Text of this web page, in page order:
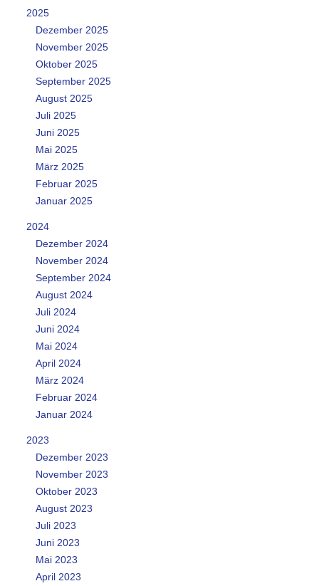
2025
Dezember 2025
November 2025
Oktober 2025
September 2025
August 2025
Juli 2025
Juni 2025
Mai 2025
März 2025
Februar 2025
Januar 2025
2024
Dezember 2024
November 2024
September 2024
August 2024
Juli 2024
Juni 2024
Mai 2024
April 2024
März 2024
Februar 2024
Januar 2024
2023
Dezember 2023
November 2023
Oktober 2023
August 2023
Juli 2023
Juni 2023
Mai 2023
April 2023